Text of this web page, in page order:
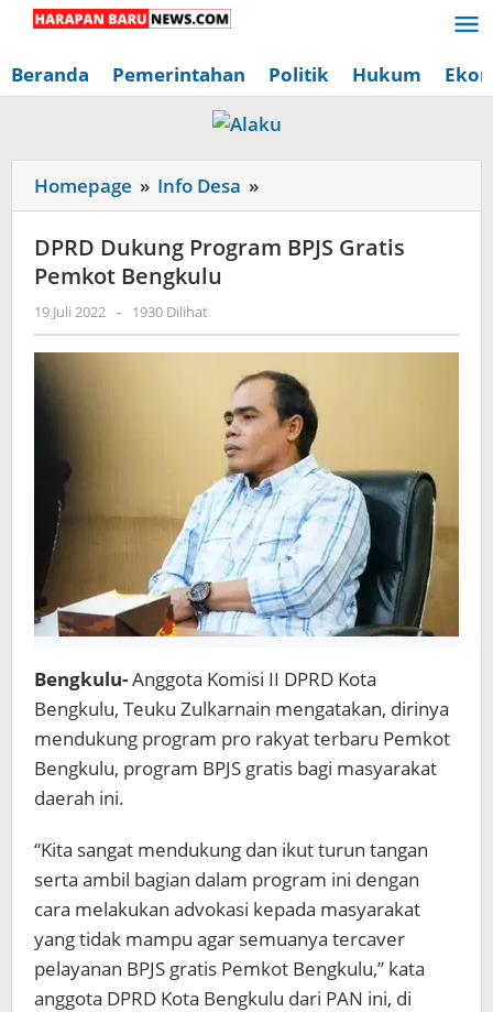
Lewati
konten
Beranda Pemerintahan Politik Hukum
Homepage » Info Desa »
Dukung
Program
Bengkulu
DPRD Dukung Program BPJS Gratis
Pemkot Bengkulu
19 Juli 2022 oleh
Redaksi
Harapan
- 1930 Dilihat
Bengkulu-Anggota Komisi II DPRD Kota
Bengkulu, Teuku Zulkarnain mengatakan, dirinya
mendukung program pro rakyat terbaru Pemkot
Bengkulu, program BPJS gratis bagi masyarakat
daerah ini.
“Kita sangat mendukung dan ikut turun tangan
serta ambil bagian dalam program ini dengan
cara melakukan advokasi kepada masyarakat
yang tidak mampu agar semuanya tercaver
pelayanan BPJS gratis Pemkot Bengkulu,” kata
anggota DPRD Kota Bengkulu dari PAN ini, di